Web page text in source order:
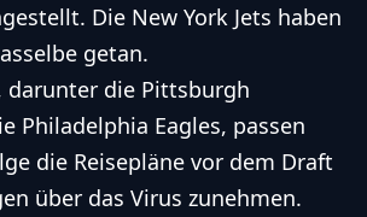
Die New York Jets haben
getan.
darunter die Pittsburgh
Philadelphia Eagles, passen
die Reisepläne vor dem Draft
über das Virus zunehmen.